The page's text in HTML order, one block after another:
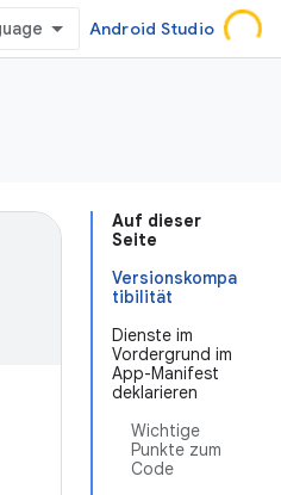
Android Studio
Auf dieser
Seite
Versionskompa
tibilität
Dienste im
Vordergrund im
App-Manifest
deklarieren
Wichtige
Punkte zum
Code